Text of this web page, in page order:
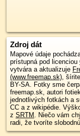
Zdroj dát
Mapové údaje
prístupná pod licenciou
vytvára a aktualizuje
(www.freemap.sk) ,
BY-SA. Fotky sme
freemap.sk, autori
jednotlivých fotkách a
CC a z wikipédie.
z SRTM . Niečo vám
radi, že tvoríte